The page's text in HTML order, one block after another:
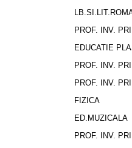
PROF. INV.
EDUCATIE
PROF. INV.
PROF. INV.
FIZICA
ED.MUZICALA
PROF. INV.